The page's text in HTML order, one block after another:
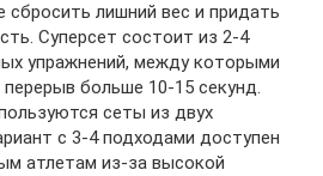
сбросить лишний вес и придать
Суперсет состоит из 2-4
упражнений, между которыми
больше 10-15 секунд.
сеты из двух
с 3-4 подходами доступен
атлетам из-за высокой